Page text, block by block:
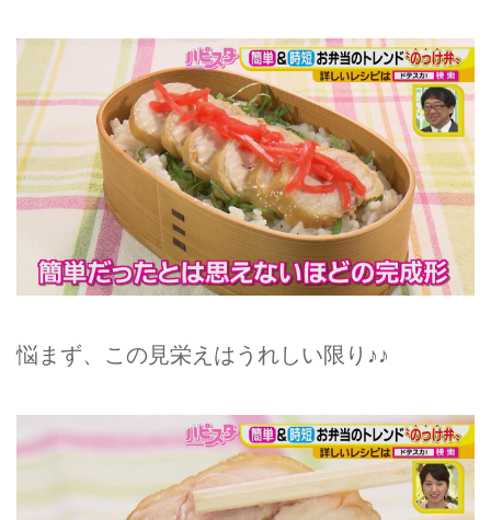
悩まず、この見栄えはうれしい限り♪♪